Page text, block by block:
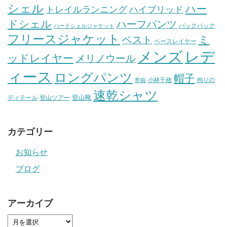
シェル トレイルランニング ハイブリッド ハー
ドシェル ハードシェルジャケット ハーフパンツ バックパック
フリースジャケット ベスト ベースレイヤー
ミ
ッドレイヤー メリノウール メンズ レデ
ィース ロングパンツ 寄稿 小林千穂 帽子 拘りの
ディテール 登山ツアー 登山靴 速乾シャツ
カテゴリー
お知らせ
ブログ
アーカイブ